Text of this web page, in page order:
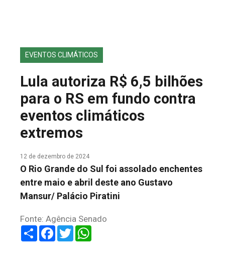
EDIÇÕES ANTERIORES
FALE CONOSCO
EVENTOS CLIMÁTICOS
Lula autoriza R$ 6,5 bilhões
para o RS em fundo contra
eventos climáticos
extremos
12 de dezembro de 2024
O Rio Grande do Sul foi assolado enchentes
entre maio e abril deste ano Gustavo
Mansur/ Palácio Piratini
Fonte: Agência Senado
ShareFacebook
Twitter